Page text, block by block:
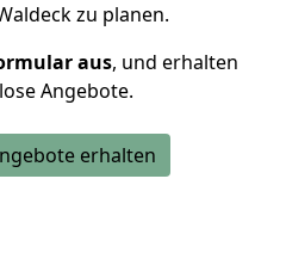
zu planen.
aus, und erhalten
Angebote.
erhalten